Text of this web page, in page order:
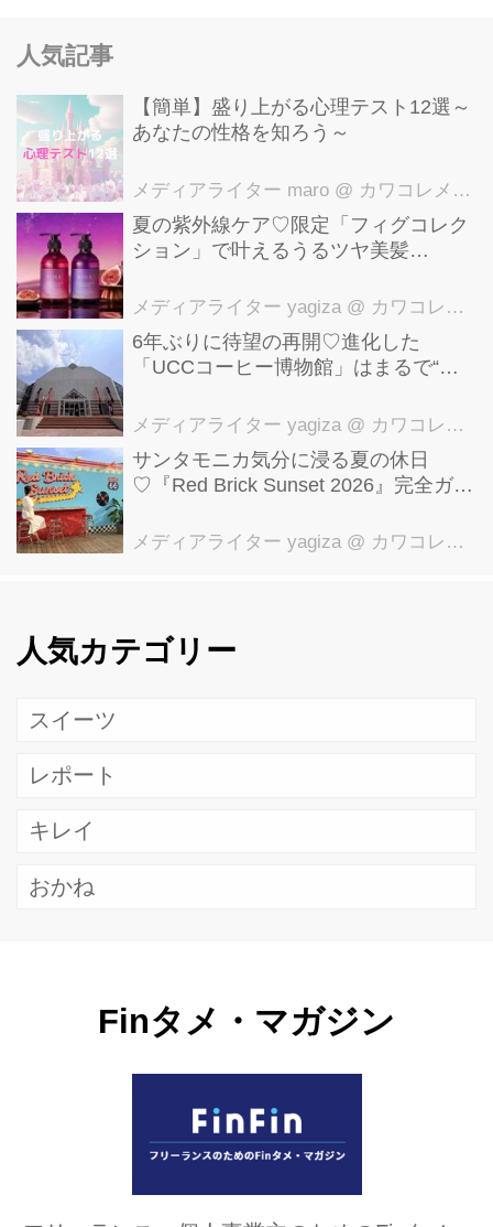
人気記事
【簡単】盛り上がる心理テスト12選～
あなたの性格を知ろう～
メディアライター maro @ カワコレメディア編集部
夏の紫外線ケア♡限定「フィグコレク
ション」で叶えるうるツヤ美髪
メディアライター yagiza @ カワコレメディア編集部
6年ぶりに待望の再開♡進化した
「UCCコーヒー博物館」はまるで“コ
貌を公開
メディアライター yagiza @ カワコレメディア編集部
サンタモニカ気分に浸る夏の休日
♡『Red Brick Sunset 2026』完全ガイ
メディアライター yagiza @ カワコレメディア編集部
人気カテゴリー
スイーツ
レポート
キレイ
おかね
Finタメ・マガジン